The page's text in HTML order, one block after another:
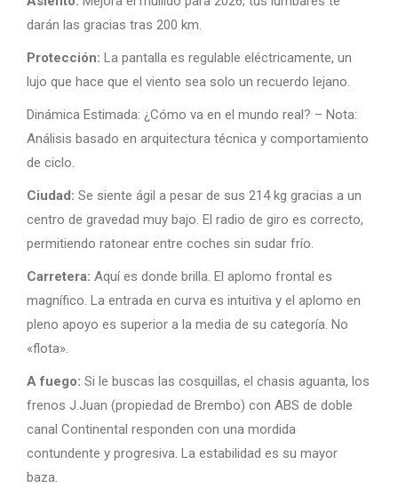
darán las gracias tras 200 km.
Protección: La pantalla es regulable eléctricamente, un
lujo que hace que el viento sea solo un recuerdo lejano.
Dinámica Estimada: ¿Cómo va en el mundo real? – Nota:
Análisis basado en arquitectura técnica y comportamiento
de ciclo.
Ciudad: Se siente ágil a pesar de sus 214 kg gracias a un
centro de gravedad muy bajo. El radio de giro es correcto,
permitiendo ratonear entre coches sin sudar frío.
Carretera: Aquí es donde brilla. El aplomo frontal es
magnífico. La entrada en curva es intuitiva y el aplomo en
pleno apoyo es superior a la media de su categoría. No
«flota».
A fuego: Si le buscas las cosquillas, el chasis aguanta, los
frenos J.Juan (propiedad de Brembo) con ABS de doble
canal Continental responden con una mordida
contundente y progresiva. La estabilidad es su mayor
baza.